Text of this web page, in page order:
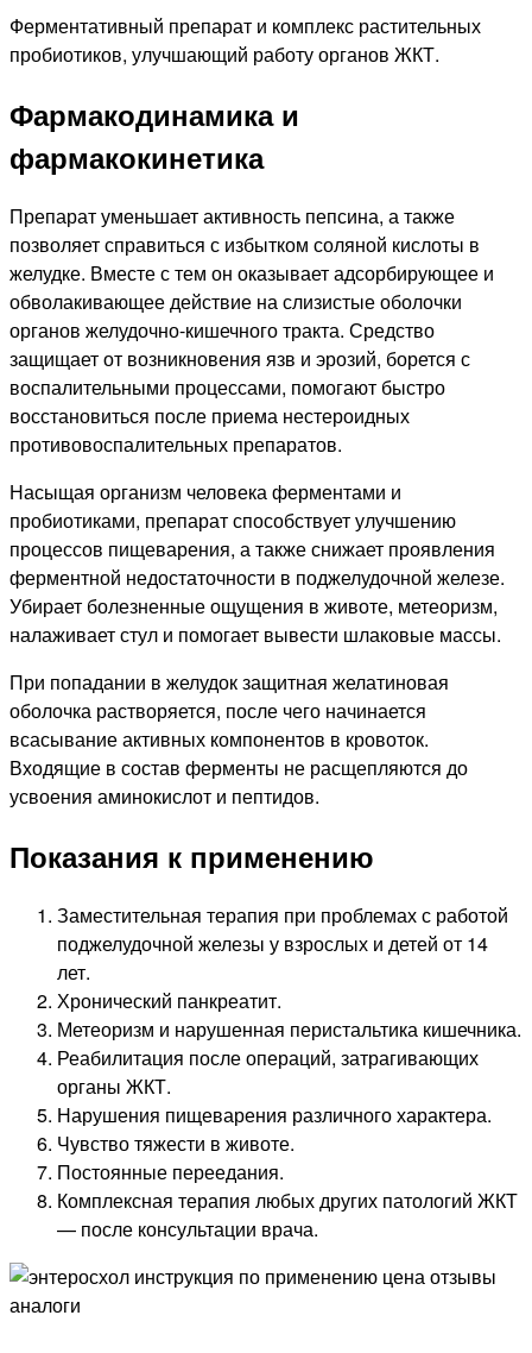
Ферментативный препарат и комплекс растительных
пробиотиков, улучшающий работу органов ЖКТ.
Фармакодинамика и
фармакокинетика
Препарат уменьшает активность пепсина, а также
позволяет справиться с избытком соляной кислоты в
желудке. Вместе с тем он оказывает адсорбирующее и
обволакивающее действие на слизистые оболочки
органов желудочно-кишечного тракта. Средство
защищает от возникновения язв и эрозий, борется с
воспалительными процессами, помогают быстро
восстановиться после приема нестероидных
противовоспалительных препаратов.
Насыщая организм человека ферментами и
пробиотиками, препарат способствует улучшению
процессов пищеварения, а также снижает проявления
ферментной недостаточности в поджелудочной железе.
Убирает болезненные ощущения в животе, метеоризм,
налаживает стул и помогает вывести шлаковые массы.
При попадании в желудок защитная желатиновая
оболочка растворяется, после чего начинается
всасывание активных компонентов в кровоток.
Входящие в состав ферменты не расщепляются до
усвоения аминокислот и пептидов.
Показания к применению
Заместительная терапия при проблемах с работой
поджелудочной железы у взрослых и детей от 14
лет.
Хронический панкреатит.
Метеоризм и нарушенная перистальтика кишечника.
Реабилитация после операций, затрагивающих
органы ЖКТ.
Нарушения пищеварения различного характера.
Чувство тяжести в животе.
Постоянные переедания.
Комплексная терапия любых других патологий ЖКТ
— после консультации врача.